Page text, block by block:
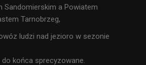
Sandomierskim a Powiatem
Tarnobrzeg,
ludzi nad jezioro w sezonie
końca sprecyzowane.